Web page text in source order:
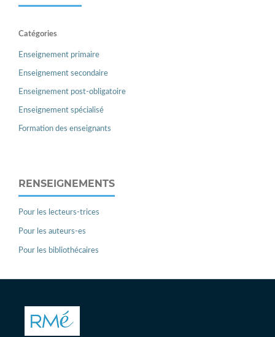
Catégories
Enseignement primaire
Enseignement secondaire
Enseignement post-obligatoire
Enseignement spécialisé
Formation des enseignants
RENSEIGNEMENTS
Pour les lecteurs-trices
Pour les auteurs-es
Pour les bibliothécaires